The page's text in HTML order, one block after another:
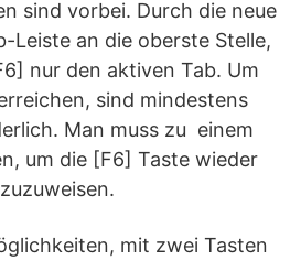
sind vorbei. Durch die neue
Leiste an die oberste Stelle,
nur den aktiven Tab. Um
sind mindestens
Man muss zu einem
um die [F6] Taste wieder
mit zwei Tasten